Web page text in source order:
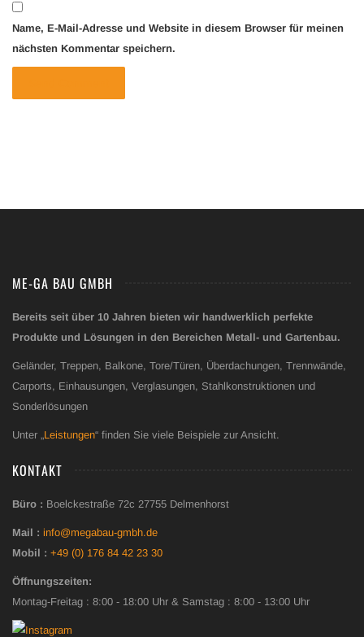
Name, E-Mail-Adresse und Website in diesem Browser für meinen
nächsten Kommentar speichern.
ME-GA BAU GMBH
Bereits seit über 10 Jahren bieten wir handwerklich perfekte
Produkte und Lösungen in den Bereichen Metall- und Gartenbau.
Geländer, Treppen, Balkone, Tore/Türen, Überdachungen, Trennwände,
Carports, Einhausungen, Verglasungen, Stahlkonstruktionen und
Sonderlösungen
Unter „Leistungen“ finden Sie viele Beispiele zur Ansicht.
KONTAKT
Büro : Boelckestraße 72c 27755 Delmenhorst
Mail : info@megabau-gmbh.de
Mobil : +49 (0) 176 84 42 23 30
Öffnungszeiten:
Montag-Freitag : 8:00 - 18:00 Uhr & Samstag : 8:00 - 13:00 Uhr